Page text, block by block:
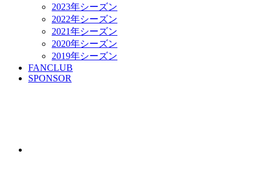
2023年シーズン
2022年シーズン
2021年シーズン
2020年シーズン
2019年シーズン
FANCLUB
SPONSOR